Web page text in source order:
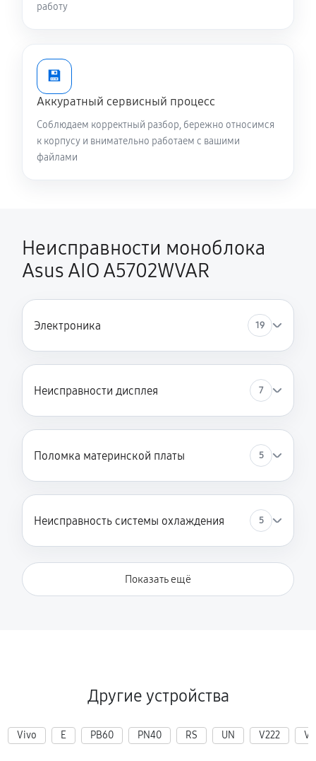
работу
💾
Аккуратный сервисный процесс
Соблюдаем корректный разбор, бережно относимся
к корпусу и внимательно работаем с вашими
файлами
Неисправности моноблока
Asus AIO A5702WVAR
Электроника 19
Неисправности дисплея 7
Поломка материнской платы 5
Неисправность системы охлаждения 5
Показать ещё
Другие устройства
Vivo E PB60 PN40 RS UN V222